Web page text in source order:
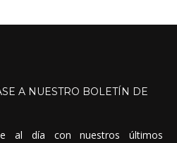
A NUESTRO BOLETÍN DE
al día con nuestros últimos